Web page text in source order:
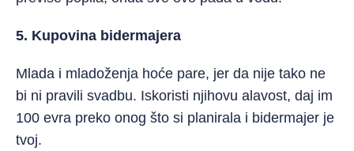
5. Kupovina bidermajera
Mlada i mladoženja hoće pare, jer da nije tako ne
bi ni pravili svadbu. Iskoristi njihovu alavost, daj im
100 evra preko onog što si planirala i bidermajer je
tvoj.